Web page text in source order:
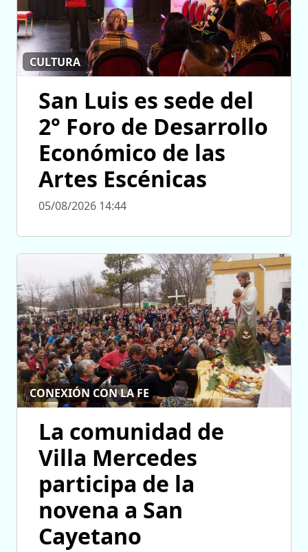
CULTURA
San Luis es sede del
2° Foro de Desarrollo
Económico de las
Artes Escénicas
05/08/2026 14:44
CONEXIÓN CON LA FE
La comunidad de
Villa Mercedes
participa de la
novena a San
Cayetano